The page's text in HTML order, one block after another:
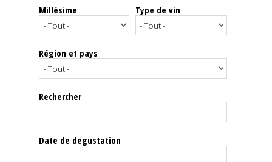
Notes
dégustation
Le
magazine
Millésime Type de vin
Région et pays
Rechercher
Date de degustation